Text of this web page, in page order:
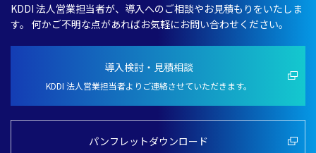
KDDI 法人営業担当者が、 導入へのご相談やお見積もりをいたしま
す。 何かご不明な点があればお気軽にお問い合わせください。
導入検討・見積相談
KDDI 法人営業担当者よりご連絡させていただきます。
パンフレットダウンロード